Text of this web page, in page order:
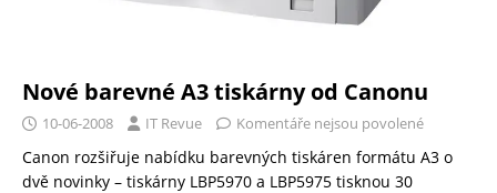
Nové barevné A3 tiskárny od Canonu
10-06-2008 IT Revue Komentáře nejsou povolené
Canon rozšiřuje nabídku barevných tiskáren formátu A3 o
dvě novinky – tiskárny LBP5970 a LBP5975 tisknou 30